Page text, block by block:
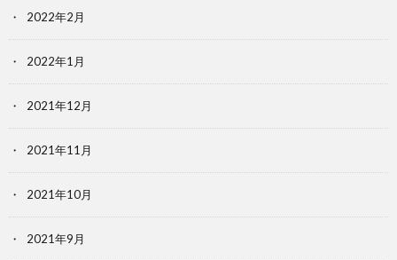
2022年2月
2022年1月
2021年12月
2021年11月
2021年10月
2021年9月